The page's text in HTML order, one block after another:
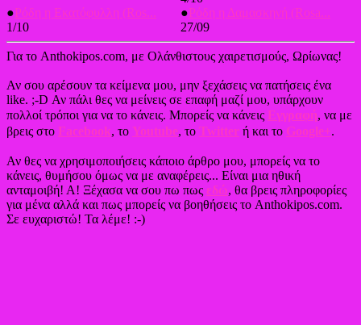
● Ρόδη η Εκατόφυλλη (Ros...
1/10
● Ρόδη η Δαμασκηνή (Rosa...
27/09
Για το Anthokipos.com, με Ολάνθιστους χαιρετισμούς, Ωρίωνας!
Αν σου αρέσουν τα κείμενα μου, μην ξεχάσεις να πατήσεις ένα
like. ;-D Αν πάλι θες να μείνεις σε επαφή μαζί μου, υπάρχουν
πολλοί τρόποι για να το κάνεις. Μπορείς να κάνεις Εγγραφή, να με
βρεις στο Facebook, το Youtube, το Twitter ή και το Google+.
Αν θες να χρησιμοποιήσεις κάποιο άρθρο μου, μπορείς να το
κάνεις, θυμήσου όμως να με αναφέρεις... Είναι μια ηθική
ανταμοιβή! Α! Ξέχασα να σου πω πως εδώ, θα βρεις πληροφορίες
για μένα αλλά και πως μπορείς να βοηθήσεις το Anthokipos.com.
Σε ευχαριστώ! Τα λέμε! :-)